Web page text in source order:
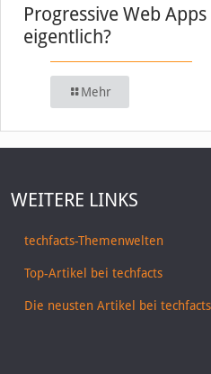
Progressive Web
eigentlich?
Mehr
WEITERE LINKS
techfacts-Themenwelten
Top-Artikel bei techfacts
Die neusten Artikel bei techfacts